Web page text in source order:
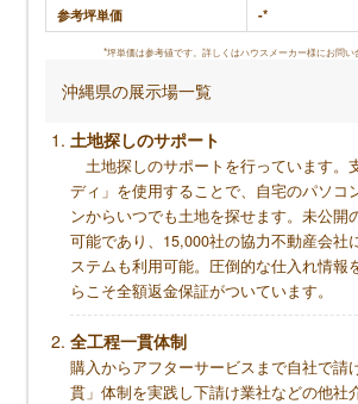
調査概要
調査対象：クレバリーホームで注文住宅を建てた
メリット
低価格で性能の良い家が建てられる
大手含めても最高クラスの断熱性
耐震性も平均以上
参考坪単価
-*
*坪単価は参考値です。詳しくはハウスメーカー様にお問い
沖縄県の展示場一覧
土地探しのサポート
土地探しのサポートを行っています。
ディ」を使用することで、自宅のパソコ
ンからいつでも土地を探せます。未公開
可能であり、15,000社の協力不動産会社
ステムも利用可能。圧倒的な仕入れ情報
らこそ全額返金保証がついています。
全工程一貫体制
購入からアフターサービスまで自社で請
貫」体制を実践し下請け業社などの他社